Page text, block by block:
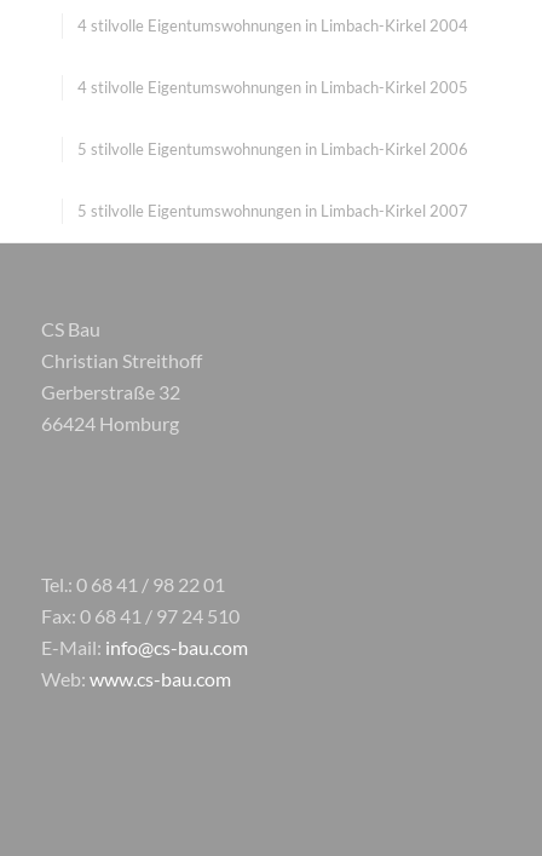
4 stilvolle Eigentumswohnungen in Limbach-Kirkel 2004
4 stilvolle Eigentumswohnungen in Limbach-Kirkel 2005
5 stilvolle Eigentumswohnungen in Limbach-Kirkel 2006
5 stilvolle Eigentumswohnungen in Limbach-Kirkel 2007
CS Bau
Christian Streithoff
Gerberstraße 32
66424 Homburg
Tel.: 0 68 41 / 98 22 01
Fax: 0 68 41 / 97 24 510
E-Mail: info@cs-bau.com
Web: www.cs-bau.com